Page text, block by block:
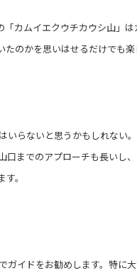
「カムイエクウチカウシ山
のかを思いはせるだけでも楽
らないと思うかもしれない
までのアプローチも長いし
。
ガイドをお勧めします。特に